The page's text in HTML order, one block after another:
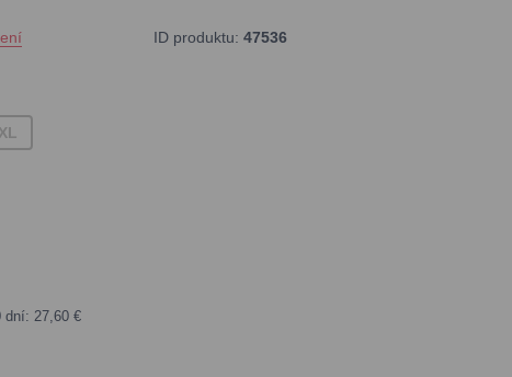
ID produktu: 47536
XL
dní: 27,60 €